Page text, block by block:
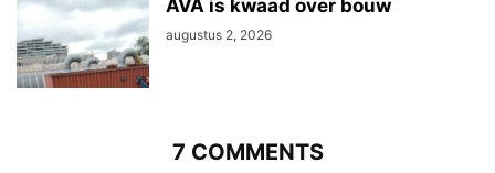
AVA is kwaad over bouw
augustus 2, 2026
7 COMMENTS